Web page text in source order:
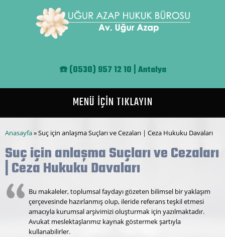
☎️(0530) 957 12 10 | Antalya
MENÜ İÇİN TIKLAYIN
Buradasınız
Anasayfa» Suç için anlaşma Suçları ve Cezaları | Ceza Hukuku Davaları
Suç için anlaşma Suçları ve Cezaları
| Ceza Hukuku Davaları
Bu makaleler, toplumsal faydayı gözeten bilimsel bir yaklaşım
çerçevesinde hazırlanmış olup, ileride referans teşkil etmesi
amacıyla kurumsal arşivimizi oluşturmak için yazılmaktadır.
Avukat meslektaşlarımız kaynak göstermek şartıyla
kullanabilirler.